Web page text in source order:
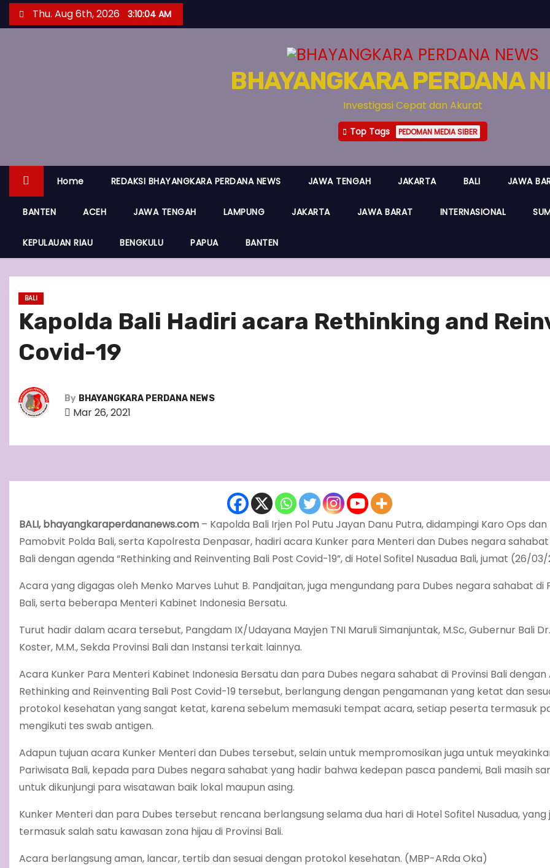
k
t
Thu. Aug 6th, 2026 3:10:04 AM
BHAYANGKARA PERDANA
Investigasi Cepat dan Akurat
Top Tags PEDOMAN MEDIA SIBER
Home REDAKSI BHAYANGKARA PERDANA NEWS JAWA TENGAH JAKARTA BALI JAWA
BANTEN ACEH JAWA TENGAH LAMPUNG JAKARTA JAWA BARAT INTERNASIONAL
KEPULAUAN RIAU BENGKULU PAPUA BANTEN
BALI
Kapolda Bali Hadiri acara Rethinking and
Covid-19
By BHAYANGKARA PERDANA NEWS
Mar 26, 2021
BALI, bhayangkaraperdananews.com – Kapolda Bali Irjen Pol Putu Jayan Danu Putra, didampingi Karo Ops dan
Pamobvit Polda Bali, serta Kapolresta Denpasar, hadiri acara Kunker para Menteri dan Dubes negara sahabat
Bali dengan agenda “Rethinking and Reinventing Bali Post Covid-19”, di Hotel Sofitel Nusadua Bali, jumat (26/03/
Acara yang digagas oleh Menko Marves Luhut B. Pandjaitan, juga mengundang para Dubes negara sahabat di
Bali, serta beberapa Menteri Kabinet Indonesia Bersatu.
Turut hadir dalam acara tersebut, Pangdam IX/Udayana Mayjen TNI Maruli Simanjuntak, M.Sc, Gubernur Bali
Koster, M.M., Sekda Provinsi Bali dan Instansi terkait lainnya.
Acara Kunker Para Menteri Kabinet Indonesia Bersatu dan para Dubes negara sahabat di Provinsi Bali dengan
Rethinking and Reinventing Bali Post Covid-19 tersebut, berlangung dengan pengamanan yang ketat dan
protokol kesehatan yang sangat ketat, karena sebelum memasuki tempat acara, setiap peserta termasuk
mengikuti tes swab antigen.
Adapun tujuan acara Kunker Menteri dan Dubes tersebut, selain untuk mempromosikan juga untuk
Pariwisata Bali, kepada para Dubes negara sahabat yang hadir bahwa kedepan pasca pandemi, Bali masih
untuk dikunjungi para wisatawan baik lokal maupun asing.
Kunker Menteri dan para Dubes tersebut rencana berlangsung selama dua hari di Hotel Sofitel Nusadua, yang
termasuk salah satu kawasan zona hijau di Provinsi Bali.
Acara berlangsung aman, lancar, tertib dan sesuai dengan protokol kesehatan. (MBP-ARda Oka)